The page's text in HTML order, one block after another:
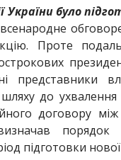
було
Проте
представники
до ухвалення
договору
порядок
підготовки нової